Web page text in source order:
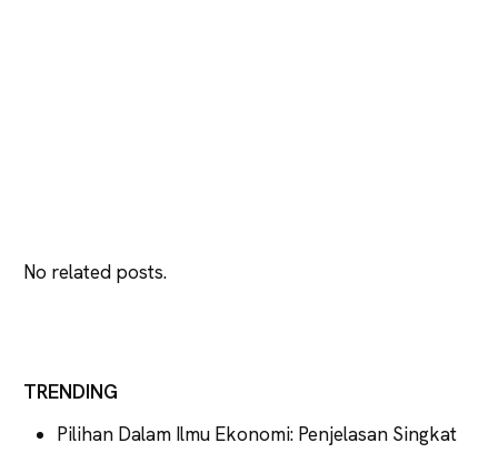
No related posts.
TRENDING
Pilihan Dalam Ilmu Ekonomi: Penjelasan Singkat